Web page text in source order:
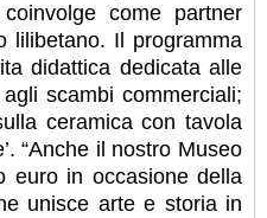
come partner
lilibetano. Il programma
didattica dedicata alle
scambi commerciali;
ceramica con tavola
“Anche il nostro Museo
euro in occasione della
unisce arte e storia in